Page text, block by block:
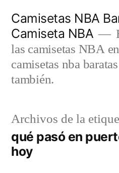
contenido
Camisetas NBA
Camiseta NBA
las camisetas NBA
camisetas nba
también.
Archivos de la
qué pasó en
hoy